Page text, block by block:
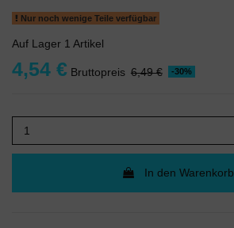
Nur noch wenige Teile verfügbar
Auf Lager 1 Artikel
4,54 € Bruttopreis 6,49 € -30%
In den Warenkorb